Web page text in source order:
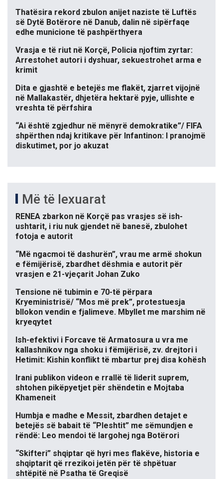
Thatësira rekord zbulon anijet naziste të Luftës
së Dytë Botërore në Danub, dalin në sipërfaqe
edhe municione të pashpërthyera
Vrasja e të riut në Korçë, Policia njoftim zyrtar:
Arrestohet autori i dyshuar, sekuestrohet arma e
krimit
Dita e gjashtë e betejës me flakët, zjarret vijojnë
në Mallakastër, dhjetëra hektarë pyje, ullishte e
vreshta të përfshira
“Ai është zgjedhur në mënyrë demokratike”/ FIFA
shpërthen ndaj kritikave për Infantinon: I pranojmë
diskutimet, por jo akuzat
Më të lexuarat
RENEA zbarkon në Korçë pas vrasjes së ish-
ushtarit, i riu nuk gjendet në banesë, zbulohet
fotoja e autorit
“Më ngacmoi të dashurën”, vrau me armë shokun
e fëmijërisë, zbardhet dëshmia e autorit për
vrasjen e 21-vjeçarit Johan Zuko
Tensione në tubimin e 70-të përpara
Kryeministrisë/ “Mos më prek”, protestuesja
bllokon vendin e fjalimeve. Mbyllet me marshim në
kryeqytet
Ish-efektivi i Forcave të Armatosura u vra me
kallashnikov nga shoku i fëmijërisë, zv. drejtori i
Hetimit: Kishin konflikt të mbartur prej disa kohësh
Irani publikon videon e rrallë të liderit suprem,
shtohen pikëpyetjet për shëndetin e Mojtaba
Khameneit
Humbja e madhe e Messit, zbardhen detajet e
betejës së babait të “Pleshtit” me sëmundjen e
rëndë: Leo mendoi të largohej nga Botërori
“Skifteri” shqiptar që hyri mes flakëve, historia e
shqiptarit që rrezikoi jetën për të shpëtuar
shtëpitë në Psatha të Greqisë